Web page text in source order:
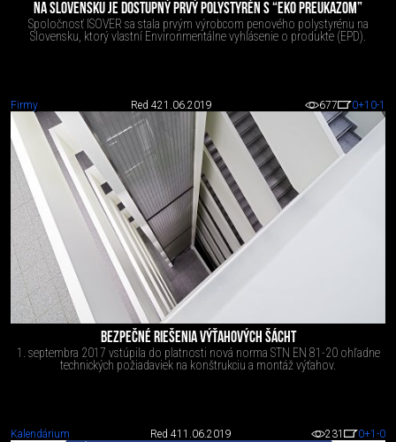
NA SLOVENSKU JE DOSTUPNÝ PRVÝ POLYSTYRÉN S “EKO PREUKAZOM”
Spoločnosť ISOVER sa stala prvým výrobcom penového polystyrénu na
Slovensku, ktorý vlastní Environmentálne vyhlásenie o produkte (EPD).
Firmy Red 421.06.2019 677 0+10-1
BEZPEČNÉ RIEŠENIA VÝŤAHOVÝCH ŠÁCHT
1. septembra 2017 vstúpila do platnosti nová norma STN EN 81-20 ohľadne
technických požiadaviek na konštrukciu a montáž výťahov.
Kalendárium Red 411.06.2019 231 0+1 -0